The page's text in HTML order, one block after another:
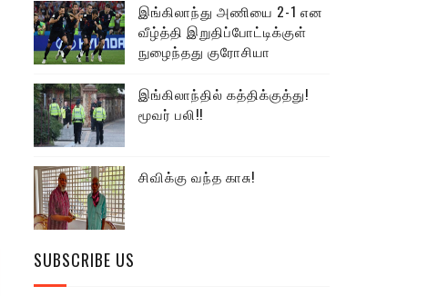
இங்கிலாந்து அணியை 2-1 என
வீழ்த்தி இறுதிப்போட்டிக்குள்
நுழைந்தது குரோசியா
இங்கிலாந்தில் கத்திக்குத்து!
மூவர் பலி!!
சிவிக்கு வந்த காசு!
SUBSCRIBE US